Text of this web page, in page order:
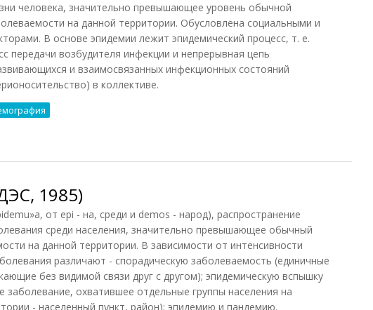
человека, значительно превышающее уровень обычной
на данной территории. Обусловлена социальными и
В основе эпидемии лежит эпидемический процесс, т. е.
передачи возбудителя инфекции и непрерывная цепь
и взаимосвязанных инфекционных состояний
в коллективе.
1985)
от epi - на, среди и demos - народ), распространение
среди населения, значительно превышающее обычный
на данной территории. В зависимости от интенсивности
различают - спорадическую заболеваемость (единичные
без видимой связи друг с другом); эпидемическую вспышку
заболевание, охватившее отдельные группы населения на
- населенный пункт, район); эпидемию и пандемию.